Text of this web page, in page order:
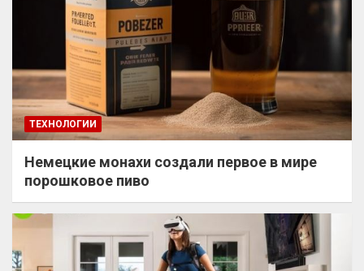
ТЕХНОЛОГИИ
Немецкие монахи создали первое в мире
порошковое пиво